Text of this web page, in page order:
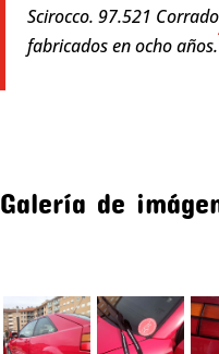
Scirocco. 97.521
fabricados en ocho años.
Galería de